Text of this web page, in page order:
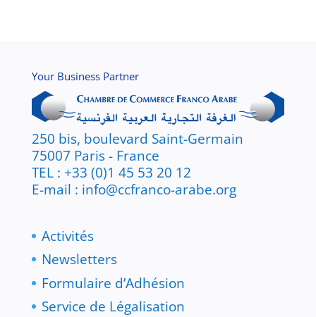
Your Business Partner
250 bis, boulevard Saint-Germain
75007 Paris - France
TEL : +33 (0)1 45 53 20 12
E-mail : info@ccfranco-arabe.org
Activités
Newsletters
Formulaire d’Adhésion
Service de Légalisation